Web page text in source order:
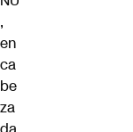
,
en
ca
be
za